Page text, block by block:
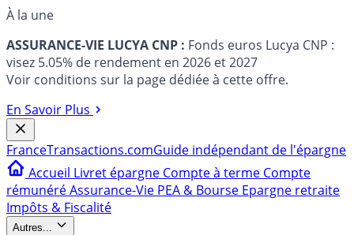
À la une
ASSURANCE-VIE LUCYA CNP : Fonds euros Lucya CNP :
visez 5.05% de rendement en 2026 et 2027
Voir conditions sur la page dédiée à cette offre.
En Savoir Plus
FranceTransactions.comGuide indépendant de l'épargne
Accueil Livret épargne Compte à terme Compte
rémunéréAssurance-Vie PEA & Bourse Epargne retraite
Impôts & Fiscalité
Autres...